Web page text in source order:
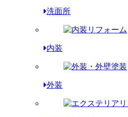
洗面所
内装
外装